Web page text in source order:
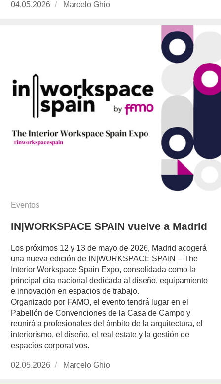
Publicado
04.05.2026
https://www.experimenta.es/author/marcelo-
Marcelo Ghio
Eventos
IN|WORKSPACE SPAIN vuelve a Madrid
Los próximos 12 y 13 de mayo de 2026, Madrid acogerá
una nueva edición de IN|WORKSPACE SPAIN – The
Interior Workspace Spain Expo, consolidada como la
principal cita nacional dedicada al diseño, equipamiento
e innovación en espacios de trabajo.
Organizado por FAMO, el evento tendrá lugar en el
Pabellón de Convenciones de la Casa de Campo y
reunirá a profesionales del ámbito de la arquitectura, el
interiorismo, el diseño, el real estate y la gestión de
espacios corporativos.
Publicado
02.05.2026
https://www.experimenta.es/author/marcelo-
Marcelo Ghio